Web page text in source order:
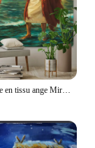
Tapisserie murale en tissu ange Miracle of jésus, décoration pour la maison, style bohème, drap de lit, couverture de canapé